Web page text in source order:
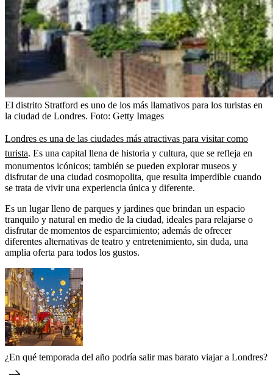
El distrito Stratford es uno de los más llamativos para los turistas en
la ciudad de Londres. Foto: Getty Images
Londres es una de las ciudades más atractivas para visitar como
turista. Es una capital llena de historia y cultura, que se refleja en
monumentos icónicos; también se pueden explorar museos y
disfrutar de una ciudad cosmopolita, que resulta imperdible cuando
se trata de vivir una experiencia única y diferente.
Es un lugar lleno de parques y jardines que brindan un espacio
tranquilo y natural en medio de la ciudad, ideales para relajarse o
disfrutar de momentos de esparcimiento; además de ofrecer
diferentes alternativas de teatro y entretenimiento, sin duda, una
amplia oferta para todos los gustos.
¿En qué temporada del año podría salir mas barato viajar a Londres?